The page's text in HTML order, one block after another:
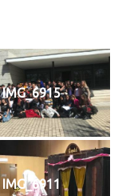
IMG_6915
IMG_6911